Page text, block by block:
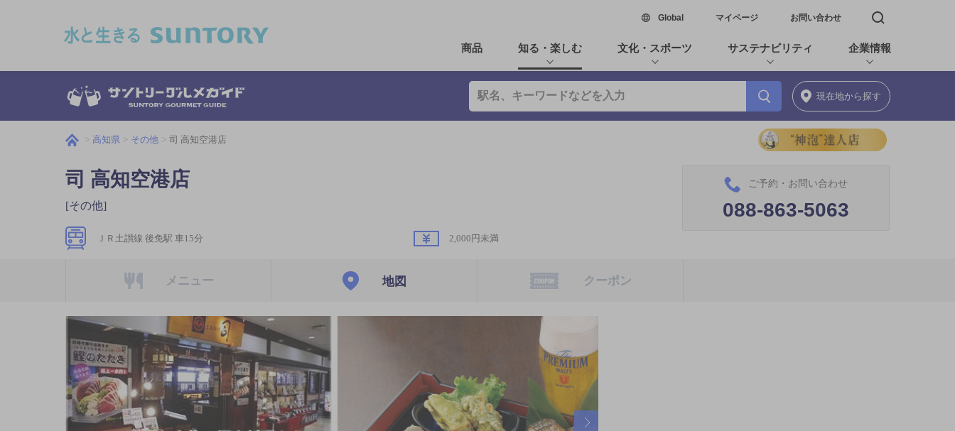
Global新しいウィンドウで開く
マイページ お問い合わせ 検索窓を開く
商品 知る・楽しむ 文化・スポーツ サステナビリティ 企業情報
現在地から探す
高知県 その他 司 高知空港店
司 高知空港店
[その他]
ＪＲ土讃線 後免駅 車15分 2,000円未満
ご予約・お問い合わせ
088-863-5063
メニュー 地図 クーポン